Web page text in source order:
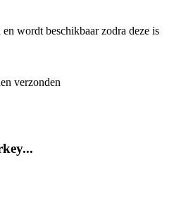
wordt beschikbaar zodra deze is
verzonden